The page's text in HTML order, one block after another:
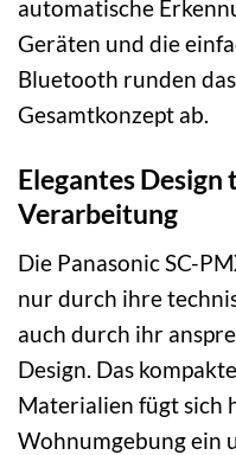
automatische
Geräten und die
Bluetooth runden
Gesamtkonzept ab.
Elegantes
Verarbeitung
Die Panasonic SC-
nur durch ihre
auch durch ihr
Design. Das
Materialien fügt sich
Wohnumgebung ein